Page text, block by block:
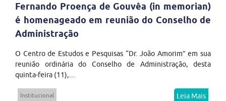
Fernando Proença de Gouvêa (in memorian)
é homenageado em reunião do Conselho de
Administração
O Centro de Estudos e Pesquisas “Dr. João Amorim” em sua
reunião ordinária do Conselho de Administração, desta
quinta-feira (11),...
Institucional Leia Mais